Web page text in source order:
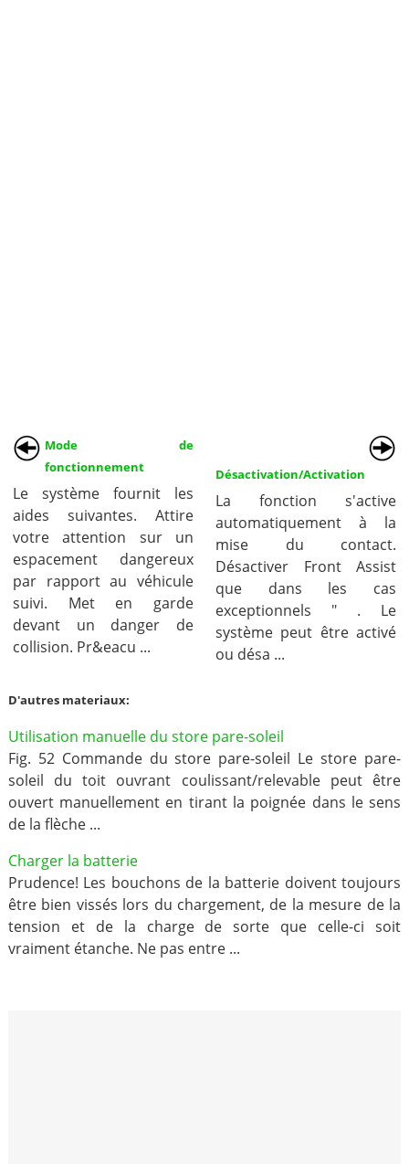
Mode de
fonctionnement
Le système fournit les
aides suivantes. Attire
votre attention sur un
espacement dangereux
par rapport au véhicule
suivi. Met en garde
devant un danger de
collision. Pr&eacu ...
Désactivation/Activation
La fonction s'active
automatiquement à la
mise du contact.
Désactiver Front Assist
que dans les cas
exceptionnels " . Le
système peut être activé
ou désa ...
D'autres materiaux:
Utilisation manuelle du store pare-soleil
Fig. 52 Commande du store pare-soleil Le store pare-
soleil du toit ouvrant coulissant/relevable peut être
ouvert manuellement en tirant la poignée dans le sens
de la flèche ...
Charger la batterie
Prudence! Les bouchons de la batterie doivent toujours
être bien vissés lors du chargement, de la mesure de la
tension et de la charge de sorte que celle-ci soit
vraiment étanche. Ne pas entre ...